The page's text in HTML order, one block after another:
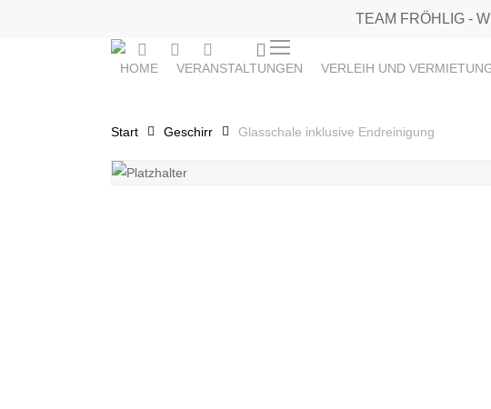
TEAM FRÖHLIG -
instagram
phone email 0
Menu
HOME
VERANSTALTUNGEN VERLEIH UND
Start Geschirr Glasschale inklusive Endreinigung